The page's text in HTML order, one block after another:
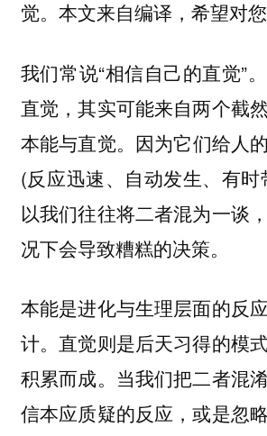
觉。本文来自编译，希望对您
我们常说“相信自己的直觉”
直觉，其实可能来自两个截
本能与直觉。因为它们给人
(反应迅速、自动发生、有
以我们往往将二者混为一谈
况下会导致糟糕的决策。
本能是进化与生理层面的反
计。直觉则是后天习得的模
积累而成。当我们把二者混
信本应质疑的反应，或是忽